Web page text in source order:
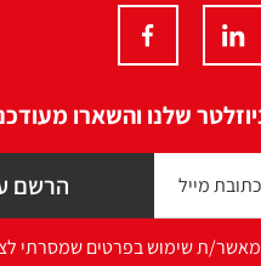
שלנו והשארו
מאשר/ת שימוש בפרטים שמסרתי